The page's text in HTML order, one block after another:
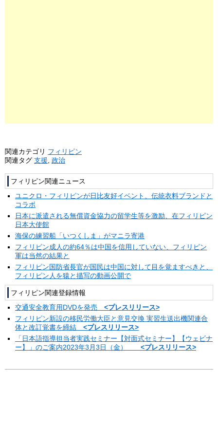
関連カテゴリ フィリピン
関連タグ 支援 政治
フィリピン関連ニュース
ユニクロ・フィリピンが日比友好イベント、伝統衣料ブランドと
コラボ
日本に派遣される無償資金協力の留学生等を激励、在フィリピン
日本大使館
海保の練習船「いつくしま」がマニラ寄港
フィリピン成人の約64％は中国を信用していない、フィリピン
軍は当然の結果と
フィリピン国防省長官が国民は中国に対して目を覚ますべきと、
フィリピン人を猿と描写の動画公開で
フィリピン関連登録情報
交通安全教育用DVDを発売 <プレスリリース>
フィリピン新設の移民労働大臣と意見交換 実習生送出機関連合
体と改訂覚書を締結 <プレスリリース>
「日本語指導担当者実践セミナー【対面式セミナー】【ウェビナ
ー】」のご案内2023年3月3日（金） <プレスリリース>